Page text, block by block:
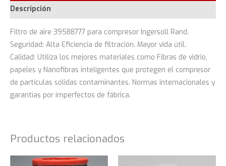
Descripción
Filtro de aire 39588777 para compresor Ingersoll Rand.
Seguridad: Alta Eficiencia de filtración. Mayor vida útil.
Calidad: Utiliza los mejores materiales como Fibras de vidrio,
papeles y Nanofibras inteligentes que protegen el compresor
de partículas sólidas contaminantes. Normas internacionales y
garantías por imperfectos de fábrica.
Productos relacionados